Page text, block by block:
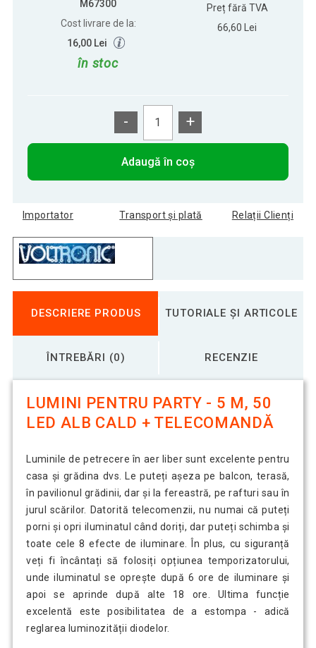
M67300
Cost livrare de la:
16,00 Lei
în stoc
Preț fără TVA
66,60 Lei
- +
Adaugă în coș
Importator Transport și plată Relații Clienți
DESCRIERE PRODUS TUTORIALE ȘI ARTICOLE
ÎNTREBĂRI (0) RECENZIE
LUMINI PENTRU PARTY - 5 M, 50
LED ALB CALD + TELECOMANDĂ
Luminile de petrecere în aer liber sunt excelente pentru
casa și grădina dvs. Le puteți așeza pe balcon, terasă,
în pavilionul grădinii, dar și la fereastră, pe rafturi sau în
jurul scărilor. Datorită telecomenzii, nu numai că puteți
porni și opri iluminatul când doriți, dar puteți schimba și
toate cele 8 efecte de iluminare. În plus, cu siguranță
veți fi încântați să folosiți opțiunea temporizatorului,
unde iluminatul se oprește după 6 ore de iluminare și
apoi se aprinde după alte 18 ore. Ultima funcție
excelentă este posibilitatea de a estompa - adică
reglarea luminozității diodelor.